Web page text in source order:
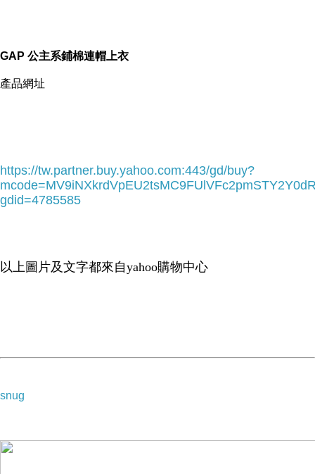
GAP 公主系鋪棉連帽上衣
產品網址
https://tw.partner.buy.yahoo.com:443/gd/buy?
gdid=4785585
以上圖片及文字都來自yahoo購物中心
snug